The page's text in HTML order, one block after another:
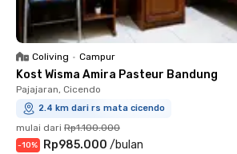
Coliving • Campur
Kost Wisma Amira Pasteur Bandung
Pajajaran, Cicendo
2.4 km dari rs mata cicendo
mulai dari Rp1.100.000
-10% Rp985.000 /bulan